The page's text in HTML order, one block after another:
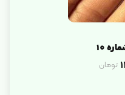
10
تومان